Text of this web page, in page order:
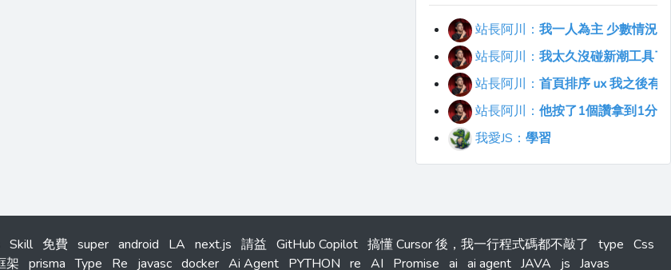
站長阿川： 我一人為主 少數情況
站長阿川： 我太久沒碰新潮工具了
站長阿川： 首頁排序 ux 我之後有
站長阿川： 他按了1個讚拿到1分
我愛JS： 學習
Skill 免費 super android LA next.js 請益 GitHub Copilot 搞懂 Cursor 後，我一行程式碼都不敲了 type Css
架 prisma Type Re javasc docker Ai Agent PYTHON re AI Promise ai ai agent JAVA js Javas